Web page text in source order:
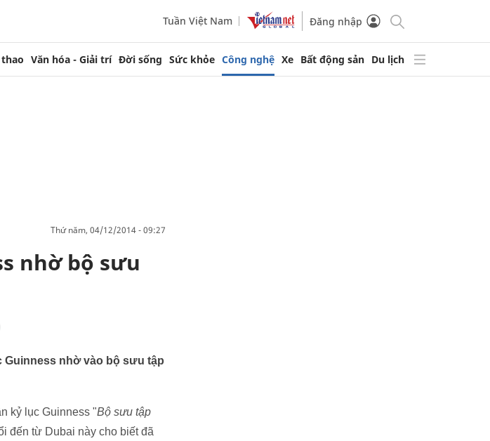
Tuần Việt Nam Đăng nhập
Văn hóa - Giải trí Đời sống Sức khỏe Công nghệ Xe Bất động sản Du lịch
thứ năm, 04/12/2014 - 09:27
nhờ bộ sưu
Guinness nhờ vào bộ sưu tập
kỷ lục Guinness "Bộ sưu tập
đến từ Dubai này cho biết đã